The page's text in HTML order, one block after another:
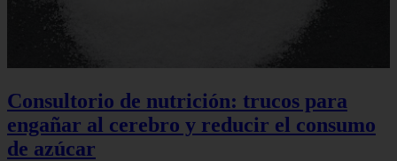
Consultorio de nutrición: trucos para
engañar al cerebro y reducir el consumo
de azúcar